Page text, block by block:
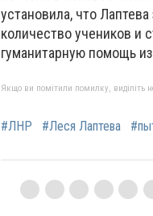
установила, что
количество учеников и
гуманитарную помощь
Якщо ви помітили помилку, виділіть
#ЛНР #Леся Лаптева